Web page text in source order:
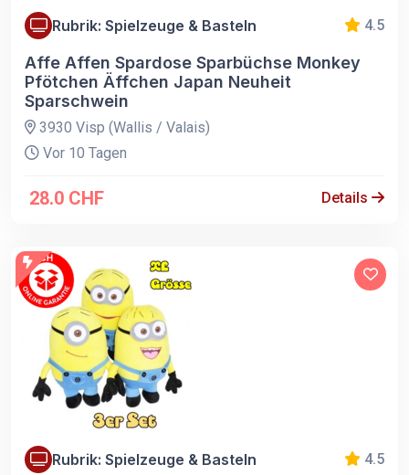
Rubrik: Spielzeuge & Basteln 4.5
Affe Affen Spardose Sparbüchse Monkey
Pfötchen Äffchen Japan Neuheit
Sparschwein
3930 Visp (Wallis / Valais)
Vor 10 Tagen
28.0 CHF Details
Rubrik: Spielzeuge & Basteln 4.5